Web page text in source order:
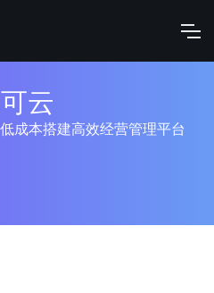
云
成本搭建高效经营管理平台